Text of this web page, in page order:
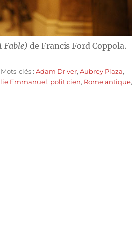
Fable) de Francis Ford Coppola.
Étiquettes
Mots-clés :Adam Driver,Aubrey Plaza,
Emmanuel, politicien, Rome antique,